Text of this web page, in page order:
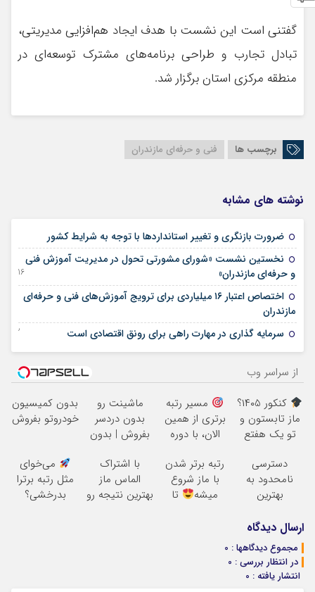
گفتنی است این نشست با هدف ایجاد هم‌افزایی مدیریتی،
تبادل تجارب و طراحی برنامه‌های مشترک توسعه‌ای در
منطقه مرکزی استان برگزار شد.
برچسب ها فنی و حرفه‌ای مازندران
نوشته های مشابه
ضرورت بازنگری و تغییر استانداردها با توجه به شرایط کشور
نخستین نشست «شورای مشورتی تحول در مدیریت آموزش فنی
و حرفه‌ای مازندران»
16 آگوست 2025
اختصاص اعتبار ۱۶ میلیاردی برای ترویج آموزش‌های فنی و حرفه‌ای
مازندران
سرمایه گذاری در مهارت راهی برای رونق اقتصادی است 22 آوریل 2025
از سراسر وب
کنکور ۱۴۰5؟
ماز تابستون و
تو یک هفتع
مسیر رتبه
برتری از همین
الان، با دوره
میشه!
ماشینت رو
بدون دردسر
بفروش | بدون
بدون کمیسیون
خودروتو بفروش
دسترسی
نامحدود به
بهترین
کنکور
رتبه برتر شدن
با ماز شروع
میشه
تا
با اشتراک
الماس ماز
بهترین نتیجه رو
می‌خوای
مثل رتبه برترا
بدرخشی؟
ارسال دیدگاه
مجموع دیدگاهها : 0
در انتظار بررسی : 0
انتشار یافته : 0